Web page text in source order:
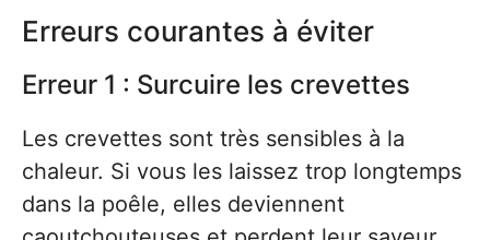
Erreurs courantes à éviter
Erreur 1 : Surcuire les crevettes
Les crevettes sont très sensibles à la
chaleur. Si vous les laissez trop longtemps
dans la poêle, elles deviennent